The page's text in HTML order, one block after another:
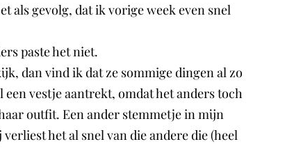
als gevolg, dat ik vorige week even snel
paste het niet.
dan vind ik dat ze sommige dingen al zo
vestje aantrekt, omdat het anders toch
outfit. Een ander stemmetje in mijn
het al snel van die andere die (heel